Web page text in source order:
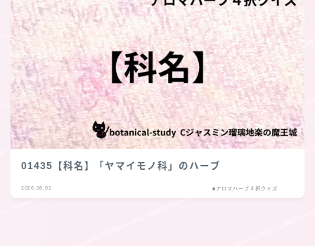
01435【科名】「ヤマイモノ科」のハーブ
2026.08.01 ■アロマハーブ４択クイズ